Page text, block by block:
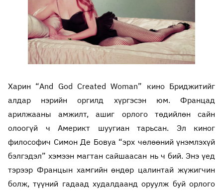
Харин “And God Created Woman” кино Бриджитийг
алдар нэрийн оргилд хүргэсэн юм. Францад
арилжааны амжилт, ашиг орлого төдийлөн сайн
олоогүй ч Америкт шуугиан тарьсан. Эл киног
философич Симон Де Бовуа “эрх чөлөөний үнэмлэхүй
бэлгэдэл” хэмээн магтан сайшаасан нь ч бий. Энэ үед
тэрээр Францын хамгийн өндөр цалинтай жүжигчин
болж, түүний гадаад худалдаанд оруулж буй орлого